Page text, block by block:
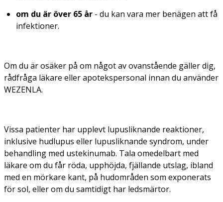
om du är över 65 år - du kan vara mer benägen att få
infektioner.
Om du är osäker på om något av ovanstående gäller dig,
rådfråga läkare eller apotekspersonal innan du använder
WEZENLA.
Vissa patienter har upplevt lupusliknande reaktioner,
inklusive hudlupus eller lupusliknande syndrom, under
behandling med ustekinumab. Tala omedelbart med
läkare om du får röda, upphöjda, fjällande utslag, ibland
med en mörkare kant, på hudområden som exponerats
för sol, eller om du samtidigt har ledsmärtor.